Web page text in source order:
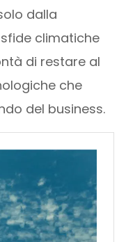
dalla
climatiche
di restare al
che
del business.